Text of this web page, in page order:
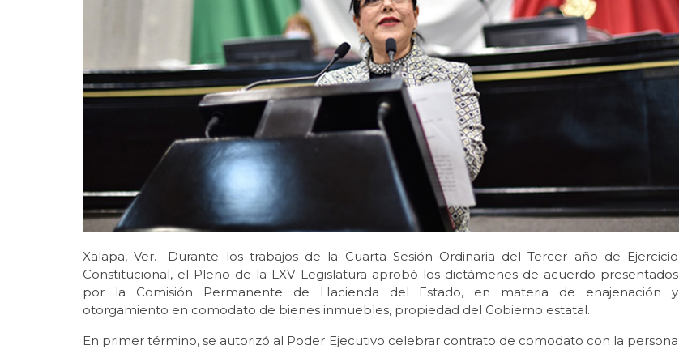
Xalapa, Ver.- Durante los trabajos de la Cuarta Sesión Ordinaria del Tercer año de Ejercicio
Constitucional, el Pleno de la LXV Legislatura aprobó los dictámenes de acuerdo presentados
por la Comisión Permanente de Hacienda del Estado, en materia de enajenación y
otorgamiento en comodato de bienes inmuebles, propiedad del Gobierno estatal.
En primer término, se autorizó al Poder Ejecutivo celebrar contrato de comodato con la persona